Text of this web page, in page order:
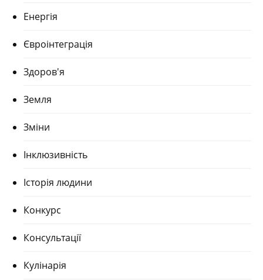
Енергія
Євроінтеграція
Здоров'я
Земля
Зміни
Інклюзивність
Історія людини
Конкурс
Консультації
Кулінарія